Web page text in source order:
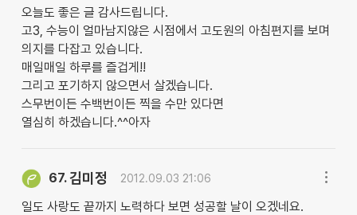
오늘도 좋은 글 감사드립니다.
고3, 수능이 얼마남지않은 시점에서 고도원의 아침편지를 보며
의지를 다잡고 있습니다.
매일매일 하루를 즐겁게!!
그리고 포기하지 않으면서 살겠습니다.
스무번이든 수백번이든 찍을 수만 있다면
열심히 하겠습니다.^^아자
67.김미정 2012.09.03 21:06
일도 사랑도 끝까지 노력하다 보면 성공할 날이 오겠네요.